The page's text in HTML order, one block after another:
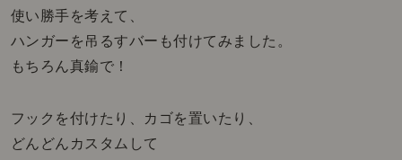
使い勝手を考えて、
ハンガーを吊るすバーも付けてみました。
もちろん真鍮で！
フックを付けたり、カゴを置いたり、
どんどんカスタムして